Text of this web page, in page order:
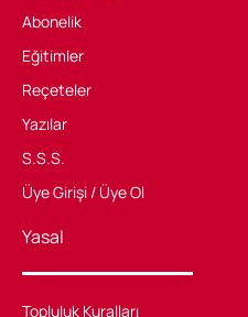
Abonelik
Eğitimler
Reçeteler
Yazılar
S.S.S.
Üye Girişi / Üye Ol
Yasal
Topluluk Kuralları